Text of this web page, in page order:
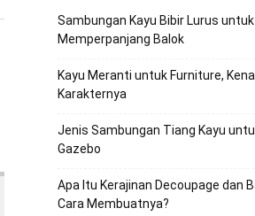
Sambungan Kayu Bibir Lurus untuk
Memperpanjang Balok
Kayu Meranti untuk Furniture,
Karakternya
Jenis Sambungan Tiang Kayu
Gazebo
Apa Itu Kerajinan Decoupage dan
Cara Membuatnya?